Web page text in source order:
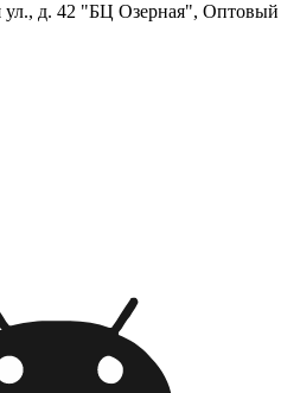
ул., д. 42 "БЦ Озерная", Оптовый